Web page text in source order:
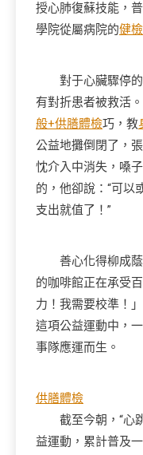
授心肺復蘇技能，
學院從屬病院的健
對于心臟驟停的
有對折患者被救活
般+供膳體檢巧，教
公益地攤倒閉了，
忱介入中消失，嗓
的，他卻說：“可以
支出就值了！”
善心化得柳成蔭
的咖啡館正在承受
力！我需要校準！
這項公益運動中，
事隊應運而生。
供膳體檢
截至今朝，“心
益運動，累計普及